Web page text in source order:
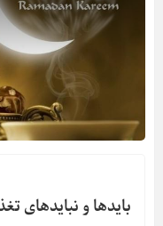
بایدها و نبایدهای